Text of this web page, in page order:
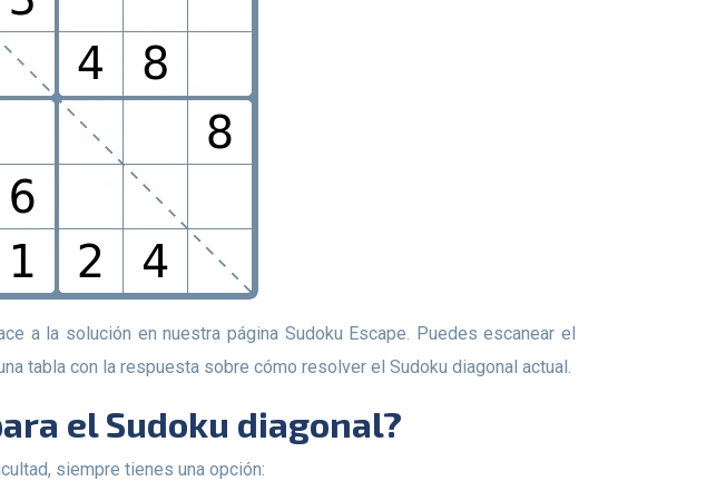
tabla con la respuesta sobre cómo resolver el Sudoku diagonal actual.
el Sudoku diagonal?
siempre tienes una opción: